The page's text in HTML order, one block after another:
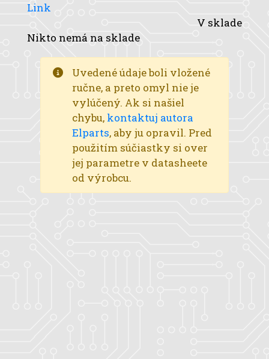
Link
V sklade
Nikto nemá na sklade
Uvedené údaje boli vložené
ručne, a preto omyl nie je
vylúčený. Ak si našiel
chybu, kontaktuj autora
Elparts, aby ju opravil. Pred
použitím súčiastky si over
jej parametre v datasheete
od výrobcu.